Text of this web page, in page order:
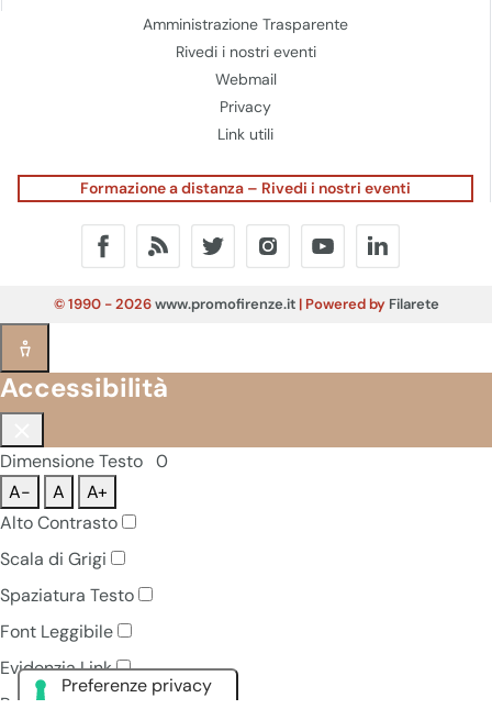
Amministrazione Trasparente
Rivedi i nostri eventi
Webmail
Privacy
Link utili
Formazione a distanza – Rivedi i nostri eventi
© 1990 - 2026www.promofirenze.it| Powered by Filarete
Accessibilità
Dimensione Testo 0
A-
A
A+
Alto Contrasto
Scala di Grigi
Spaziatura Testo
Font Leggibile
Evidenzia Link
Pausa Animazioni